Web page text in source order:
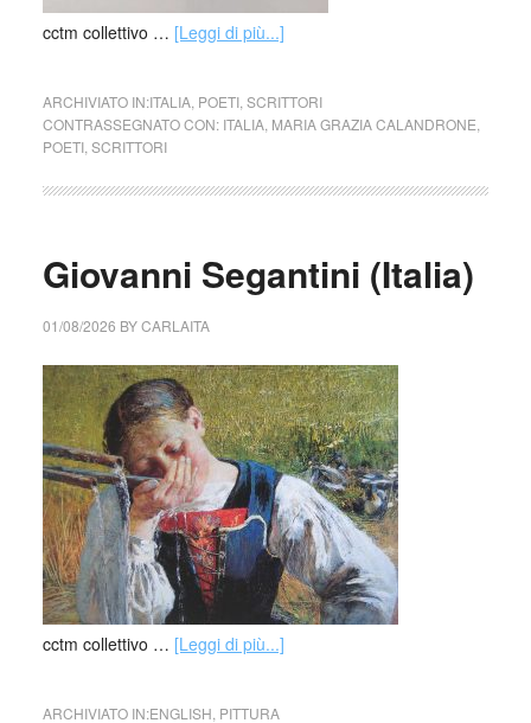
cctm collettivo … [Leggi di più...]
ARCHIVIATO IN:ITALIA, POETI, SCRITTORI
CONTRASSEGNATO CON: ITALIA, MARIA GRAZIA CALANDRONE
POETI, SCRITTORI
Giovanni Segantini (Italia)
01/08/2026 BYCARLAITA
cctm collettivo … [Leggi di più...]
ARCHIVIATO IN:ENGLISH PITTURA